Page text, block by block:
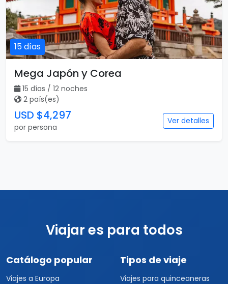
15 días
Mega Japón y Corea
15 días / 12 noches
2 país(es)
USD $4,297
por persona
Ver detalles
Viajar es para todos
Catálogo popular
Viajes a Europa
Tipos de viaje
Viajes para quinceaneras